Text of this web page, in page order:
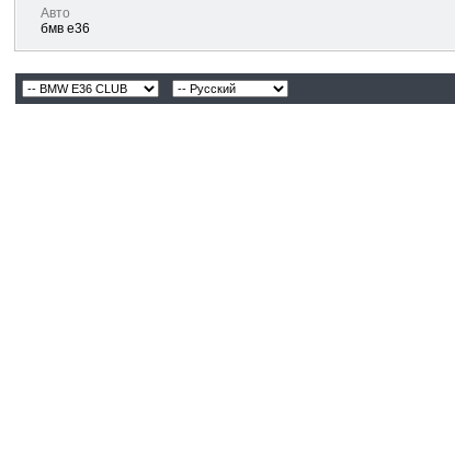
Авто
бмв е36